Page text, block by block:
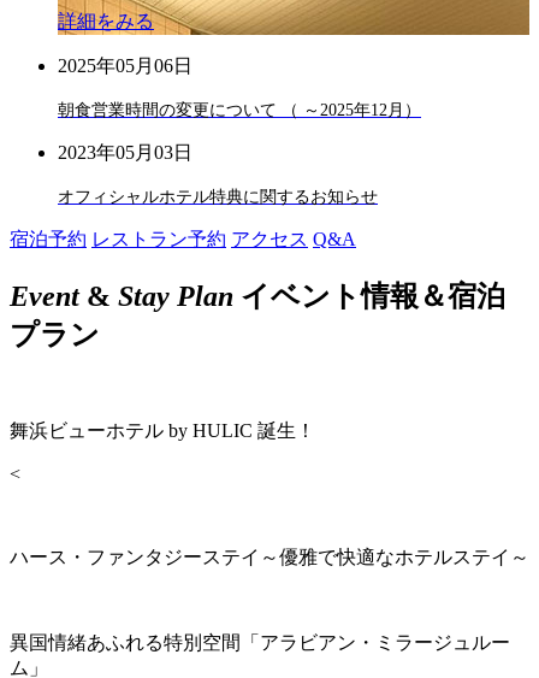
詳細をみる
2025年05月06日
朝食営業時間の変更について （ ～2025年12月）
2023年05月03日
オフィシャルホテル特典に関するお知らせ
宿泊予約 レストラン予約 アクセス Q&A
Event& Stay Plan イベント情報＆宿泊
プラン
舞浜ビューホテル by HULIC 誕生！
<
ハース・ファンタジーステイ～優雅で快適なホテルステイ～
異国情緒あふれる特別空間「アラビアン・ミラージュルー
ム」